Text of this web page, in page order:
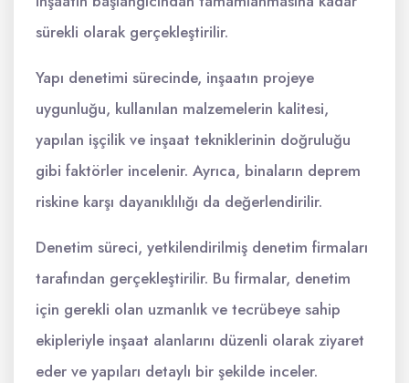
sürekli olarak gerçekleştirilir.
Yapı denetimi sürecinde, inşaatın projeye
uygunluğu, kullanılan malzemelerin kalitesi,
yapılan işçilik ve inşaat tekniklerinin doğruluğu
gibi faktörler incelenir. Ayrıca, binaların deprem
riskine karşı dayanıklılığı da değerlendirilir.
Denetim süreci, yetkilendirilmiş denetim firmaları
tarafından gerçekleştirilir. Bu firmalar, denetim
için gerekli olan uzmanlık ve tecrübeye sahip
ekipleriyle inşaat alanlarını düzenli olarak ziyaret
eder ve yapıları detaylı bir şekilde inceler.